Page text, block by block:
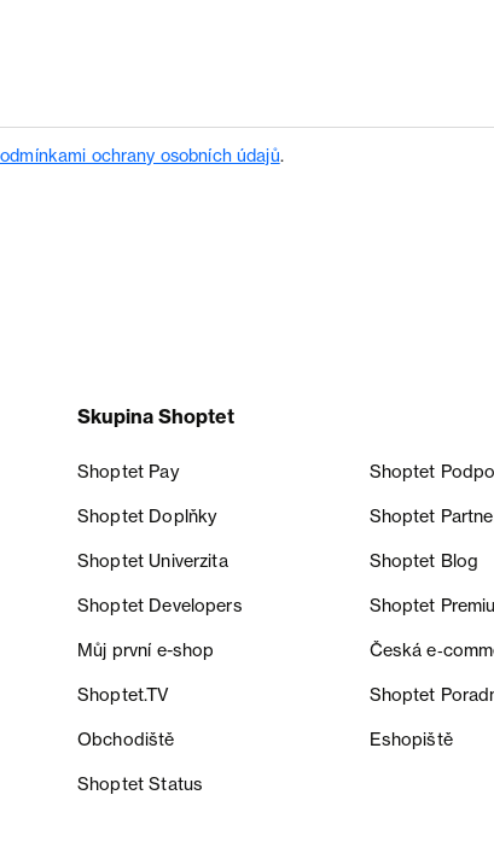
ochrany osobních údajů.
Skupina Shoptet
Shoptet Pay Shoptet
Shoptet Doplňky Shoptet
Shoptet Univerzita Shoptet Blog
Shoptet Developers Shoptet
Můj první e-shop Česká
Shoptet.TV Shoptet
Obchodiště Eshopiště
Shoptet Status